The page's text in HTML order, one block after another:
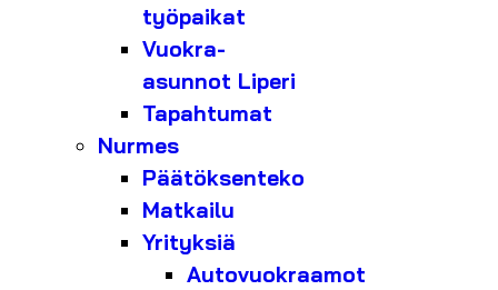
työpaikat
Vuokra-
asunnot Liperi
Tapahtumat
Nurmes
Päätöksenteko
Matkailu
Yrityksiä
Autovuokraamot